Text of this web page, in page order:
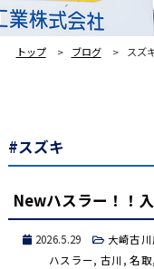
トップ ブログ スズ
#スズキ
Newハスラー！！
2026.5.29 大崎古
ハスラー,古川 ,名取,